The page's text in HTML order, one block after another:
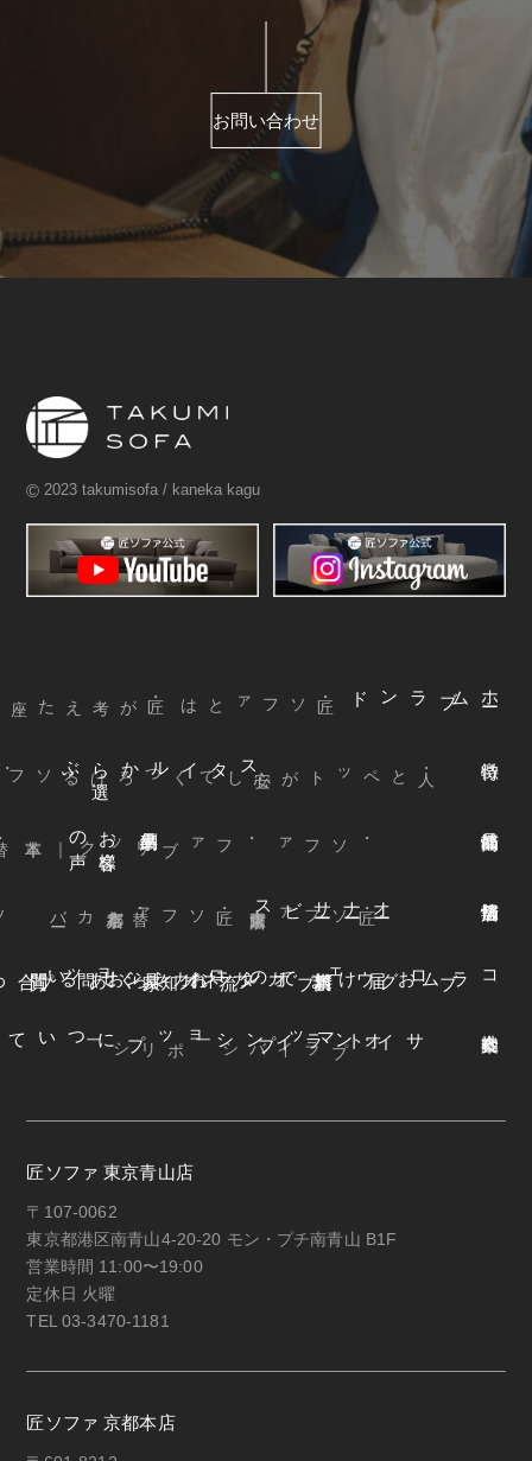
お問い合わせ
© 2023 takumisofa / kaneka kagu
ホ
ー
ム
ブランド
・匠ソファとは
スタイルから
選
ぶ
・ソファ
お客様の
声
オーナーサー
ビス
ー
コラム
ブログ
お届けまでの流れ
ウェブカタログ
オンラインショップ お知らせ
サイトマップ
オンラインショップについて
匠ソファ 東京青山店
〒107-0062
東京都港区南青山4-20-20 モン・プチ南青山 B1F
営業時間 11:00〜19:00
定休日 火曜
TEL 03-3470-1181
匠ソファ 京都本店